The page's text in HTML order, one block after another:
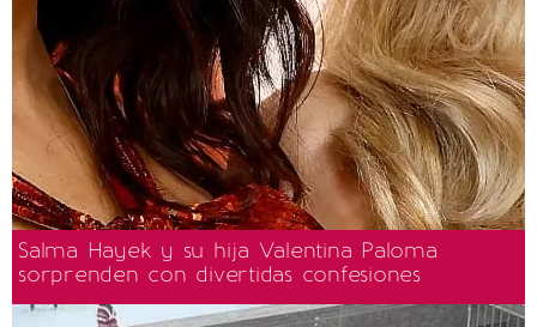
Salma Hayek y su hija Valentina Paloma
sorprenden con divertidas confesiones